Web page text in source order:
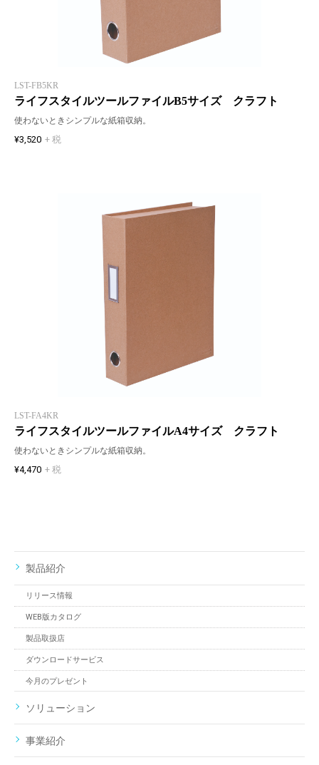
LST-FB5KR
ライフスタイルツールファイルB5サイズ クラフト
使わないときシンプルな紙箱収納。
¥3,520 + 税
LST-FA4KR
ライフスタイルツールファイルA4サイズ クラフト
使わないときシンプルな紙箱収納。
¥4,470 + 税
製品紹介
リリース情報
WEB版カタログ
製品取扱店
ダウンロードサービス
今月のプレゼント
ソリューション
事業紹介